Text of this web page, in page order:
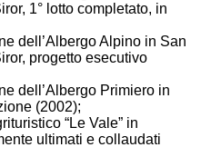
1° lotto completato, in
dell’Albergo Alpino in San
progetto esecutivo
dell’Albergo Primiero in
(2002);
“Le Vale” in
ultimati e collaudati